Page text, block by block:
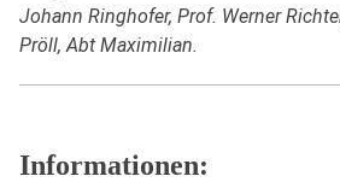
Johann Ringhofer, Prof. Werner
Pröll, Abt Maximilian.
Informationen: